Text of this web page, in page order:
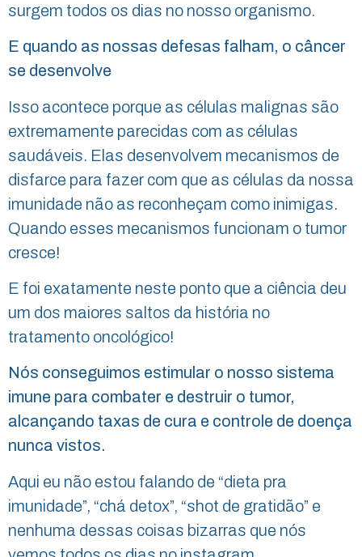
surgem todos os dias no nosso organismo.
E quando as nossas defesas falham, o câncer
se desenvolve
Isso acontece porque as células malignas são
extremamente parecidas com as células
saudáveis. Elas desenvolvem mecanismos de
disfarce para fazer com que as células da nossa
imunidade não as reconheçam como inimigas.
Quando esses mecanismos funcionam o tumor
cresce!
E foi exatamente neste ponto que a ciência deu
um dos maiores saltos da história no
tratamento oncológico!
Nós conseguimos estimular o nosso sistema
imune para combater e destruir o tumor,
alcançando taxas de cura e controle de doença
nunca vistos.
Aqui eu não estou falando de “dieta pra
imunidade”, “chá detox”, “shot de gratidão” e
nenhuma dessas coisas bizarras que nós